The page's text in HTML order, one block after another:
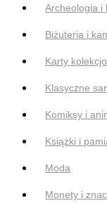
Archeologia i
Biżuteria i
Karty
Klasyczne
Komiksy i
Książki i
Moda
Monety i